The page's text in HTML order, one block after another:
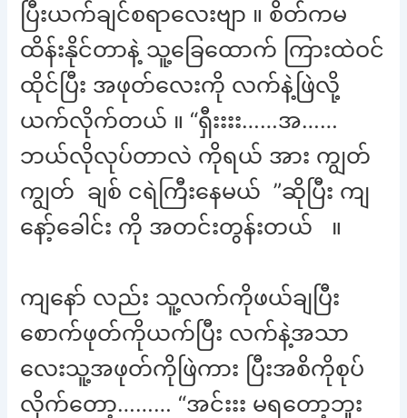
ပြီးယက်ချင်စရာလေးဗျာ ။ စိတ်ကမ
ထိန်းနိုင်တာနဲ့ သူ့ခြေထောက် ကြားထဲဝင်
ထိုင်ပြီး အဖုတ်လေးကို လက်နဲ့ဖြဲလို့
ယက်လိုက်တယ် ။ “ရှီးးးး……အ……
ဘယ်လိုလုပ်တာလဲ ကိုရယ် အား ကျွတ်
ကျွတ် ချစ် ငရဲကြီးနေမယ် ”ဆိုပြီး ကျ
နော့်ခေါင်း ကို အတင်းတွန်းတယ် ။
ကျနော် လည်း သူ့လက်ကိုဖယ်ချပြီး
စောက်ဖုတ်ကိုယက်ပြီး လက်နဲ့အသာ
လေးသူ့အဖုတ်ကိုဖြဲကား ပြီးအစိကိုစုပ်
လိုက်တော့……… “အင်းးး မရတော့ဘူး